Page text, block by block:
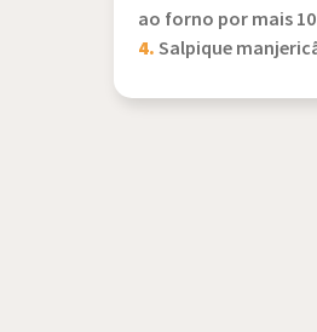
ao forno por mais
4.Salpique